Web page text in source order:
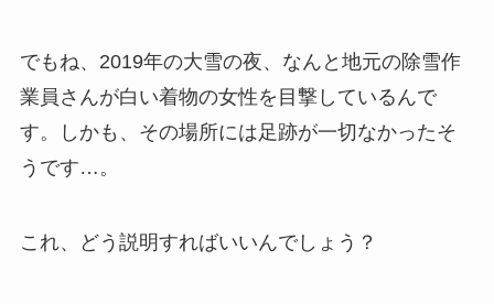
でもね、2019年の大雪の夜、なんと地元の除雪作
業員さんが白い着物の女性を目撃しているんで
す。しかも、その場所には足跡が一切なかったそ
うです…。
これ、どう説明すればいいんでしょう？